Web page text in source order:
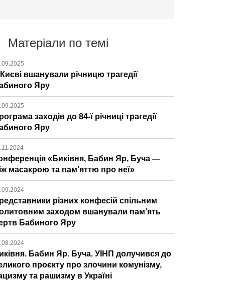
Матеріали по темі
вшанували річницю трагедії
Яру
заходів до 84-ї річниці трагедії
Яру
«Биківня, Бабин Яр, Буча —
масакрою та пам'яттю про неї»
різних конфесій спільним
заходом вшанували пам’ять
Бабиного Яру
Бабин Яр. Буча. УІНП долучився до
проєкту про злочини комунізму,
та рашизму в Україні